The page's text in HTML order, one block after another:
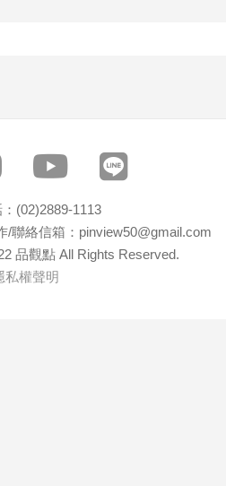
(02)2889-1113
/聯絡信箱：pinview50@gmail.com
品觀點 All Rights Reserved.
私權聲明